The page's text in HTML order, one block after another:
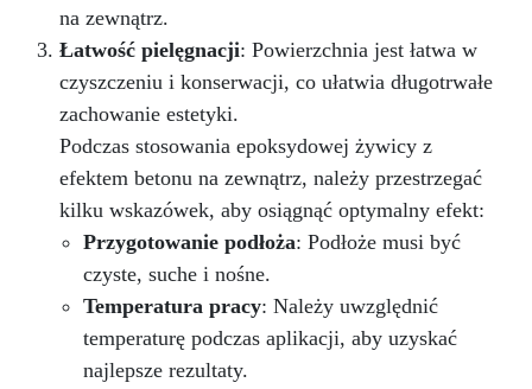
na zewnątrz.
Łatwość pielęgnacji: Powierzchnia jest łatwa w
czyszczeniu i konserwacji, co ułatwia długotrwałe
zachowanie estetyki.
Podczas stosowania epoksydowej żywicy z
efektem betonu na zewnątrz, należy przestrzegać
kilku wskazówek, aby osiągnąć optymalny efekt:
Przygotowanie podłoża: Podłoże musi być
czyste, suche i nośne.
Temperatura pracy: Należy uwzględnić
temperaturę podczas aplikacji, aby uzyskać
najlepsze rezultaty.